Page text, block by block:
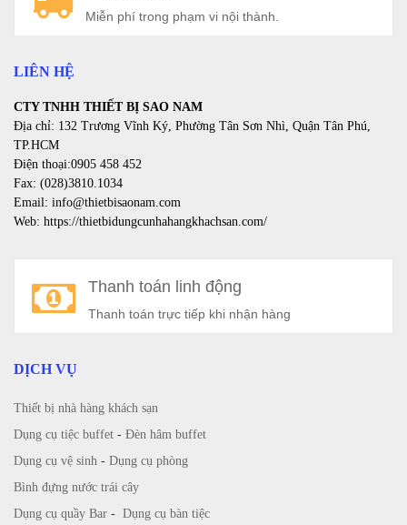
Miễn phí trong phạm vi nội thành.
LIÊN HỆ
CTY TNHH THIẾT BỊ SAO NAM
Địa chỉ: 132 Trương Vĩnh Ký, Phường Tân Sơn Nhì, Quận Tân Phú,
TP.HCM
Điện thoại:0905 458 452
Fax: (028)3810.1034
Email: info@thietbisaonam.com
Web: https://thietbidungcunhahangkhachsan.com/
Thanh toán linh động
Thanh toán trực tiếp khi nhận hàng
DỊCH VỤ
Thiết bị nhà hàng khách sạn
Dụng cụ tiệc buffet - Đèn hâm buffet
Dụng cụ vệ sinh - Dụng cụ phòng
Bình đựng nước trái cây
Dụng cụ quầy Bar - Dụng cụ bàn tiệc